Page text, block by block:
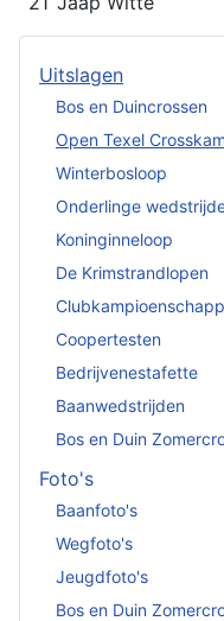
Uitslagen
Bos en Duincrossen
Open Texel
Winterbosloop
Onderlinge
Koninginneloop
De Krimstrandlopen
Coopertesten
Bedrijvenestafette
Baanwedstrijden
Bos en Duin
Foto's
Baanfoto's
Wegfoto's
Jeugdfoto's
Bos en Duin